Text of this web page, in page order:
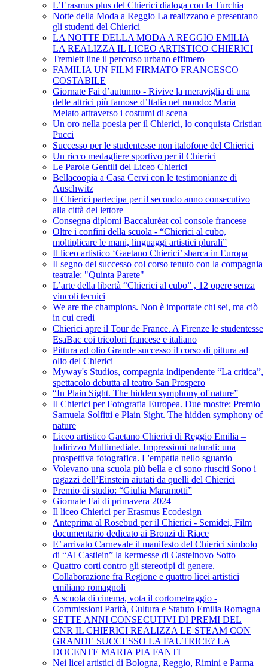
L’Erasmus plus del Chierici dialoga con la Turchia
Notte della Moda a Reggio La realizzano e presentano
gli studenti del Chierici
LA NOTTE DELLA MODA A REGGIO EMILIA
LA REALIZZA IL LICEO ARTISTICO CHIERICI
Tremlett line il percorso urbano effimero
FAMILIA UN FILM FIRMATO FRANCESCO
COSTABILE
Giornate Fai d’autunno - Rivive la meraviglia di una
delle attrici più famose d’Italia nel mondo: Maria
Melato attraverso i costumi di scena
Un oro nella poesia per il Chierici, lo conquista Cristian
Pucci
Successo per le studentesse non italofone del Chierici
Un ricco medagliere sportivo per il Chierici
Le Parole Gentili del Liceo Chierici
Bellacoopia a Casa Cervi con le testimonianze di
Auschwitz
Il Chierici partecipa per il secondo anno consecutivo
alla città del lettore
Consegna diplomi Baccaluréat col console francese
Oltre i confini della scuola - “Chierici al cubo,
moltiplicare le mani, linguaggi artistici plurali”
Il liceo artistico ‘Gaetano Chierici’ sbarca in Europa
Il segno del successo col corso tenuto con la compagnia
teatrale: "Quinta Parete"
L’arte della libertà “Chierici al cubo” , 12 opere senza
vincoli tecnici
We are the champions. Non è importate chi sei, ma ciò
in cui credi
Chierici apre il Tour de France. A Firenze le studentesse
EsaBac coi tricolori francese e italiano
Pittura ad olio Grande successo il corso di pittura ad
olio del Chierici
Myway's Studios, compagnia indipendente “La critica”,
spettacolo debutta al teatro San Prospero
“In Plain Sight. The hidden symphony of nature”
Il Chierici per Fotografia Europea. Due mostre: Premio
Samuela Solfitti e Plain Sight. The hidden symphony of
nature
Liceo artistico Gaetano Chierici di Reggio Emilia –
Indirizzo Multimediale. Impressioni naturali: una
prospettiva fotografica. L'empatia nello sguardo
Volevano una scuola più bella e ci sono riusciti Sono i
ragazzi dell’Einstein aiutati da quelli del Chierici
Premio di studio: “Giulia Maramotti”
Giornate Fai di primavera 2024
Il liceo Chierici per Erasmus Ecodesign
Anteprima al Rosebud per il Chierici - Semidei, Film
documentario dedicato ai Bronzi di Riace
E’ arrivato Carnevale il manifesto del Chierici simbolo
di “Al Castlein” la kermesse di Castelnovo Sotto
Quattro corti contro gli stereotipi di genere.
Collaborazione fra Regione e quattro licei artistici
emiliano romagnoli
A scuola di cinema, vota il cortometraggio -
Commissioni Parità, Cultura e Statuto Emilia Romagna
SETTE ANNI CONSECUTIVI DI PREMI DEL
CNR IL CHIERICI REALIZZA LE STEAM CON
GRANDE SUCCESSO LA FAUTRICE? LA
DOCENTE MARIA PIA FANTI
Nei licei artistici di Bologna, Reggio, Rimini e Parma